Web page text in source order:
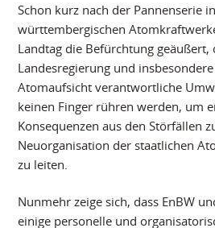
Schon kurz nach der Pannenserie
württembergischen
Landtag die Befürchtung geäußert,
Landesregierung und
Atomaufsicht verantwortliche
keinen Finger rühren werden, um
Konsequenzen aus den Störfällen
Neuorganisation der staatlichen
zu leiten.
Nunmehr zeige sich, dass EnBW
einige personelle und